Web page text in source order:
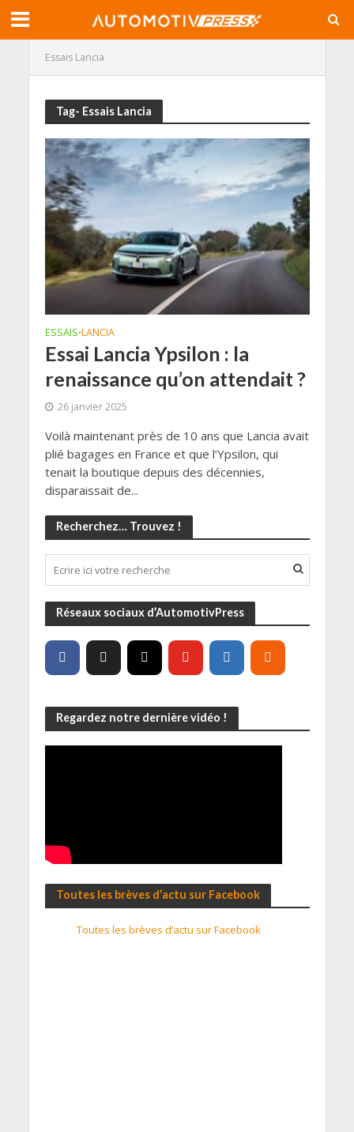
Essais Lancia
Tag- Essais Lancia
ESSAIS•LANCIA
Essai Lancia Ypsilon : la
renaissance qu’on attendait ?
26 janvier 2025
Voilà maintenant près de 10 ans que Lancia avait
plié bagages en France et que l’Ypsilon, qui
tenait la boutique depuis des décennies,
disparaissait de...
Recherchez… Trouvez !
Réseaux sociaux d’AutomotivPress
Regardez notre dernière vidéo !
Toutes les brèves d’actu sur Facebook
Toutes les brèves d’actu sur Facebook